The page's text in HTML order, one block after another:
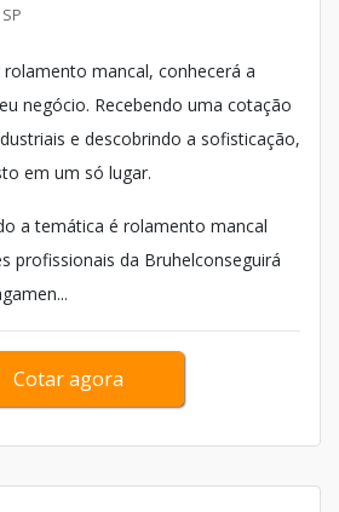
mancal, conhecerá a
negócio. Recebendo uma cotação
e descobrindo a sofisticação,
em um só lugar.
a temática é rolamento mancal
profissionais da Bruhelconseguirá
Cotar agora